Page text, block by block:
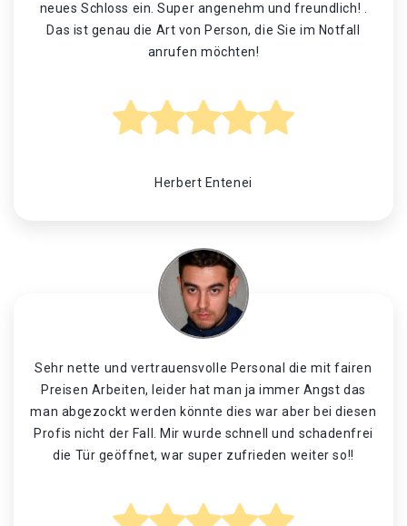
neues Schloss ein. Super angenehm und freundlich! .
Das ist genau die Art von Person, die Sie im Notfall
anrufen möchten!
Herbert Entenei
Sehr nette und vertrauensvolle Personal die mit fairen
Preisen Arbeiten, leider hat man ja immer Angst das
man abgezockt werden könnte dies war aber bei diesen
Profis nicht der Fall. Mir wurde schnell und schadenfrei
die Tür geöffnet, war super zufrieden weiter so!!